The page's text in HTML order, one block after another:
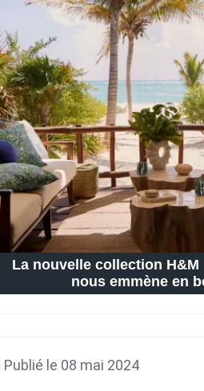
Les Trouvailles Déco Du Jour
Loft
Maison Appartement Écologique
Maison Container/container House
Maison Et Appartement Vintage
Petite Surface
Piscine
Revue De Week End
Tiny House
La nouvelle collection H&M
nous emmène en
Publié le 08 mai 2024